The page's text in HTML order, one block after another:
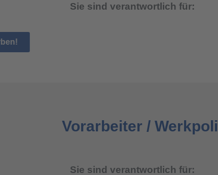
Sie sind verantwortlich für:
Vorarbeiter /
Sie sind verantwortlich für: